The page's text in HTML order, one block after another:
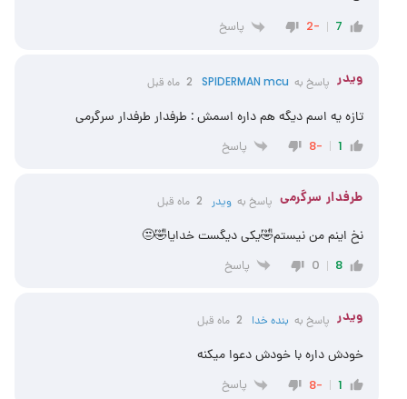
7
-2 پاسخ
ویدر پاسخ به SPIDERMAN mcu 2 ماه قبل
تازه یه اسم دیگه هم داره اسمش : طرفدار طرفدار سرگرمی
1
-8 پاسخ
طرفدار سرگرمی پاسخ بهویدر 2 ماه قبل
نخ اینم من نیستم🤣یکی دیگست خدایا🤣😒
8
0 پاسخ
ویدر پاسخ به ‌‌بنده خدا 2 ماه قبل
خودش داره با خودش دعوا میکنه
1
-8 پاسخ